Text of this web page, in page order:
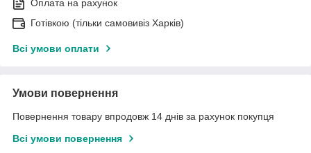
Оплата на рахунок
Готівкою (тільки самовивіз Харків)
Всі умови оплати
Умови повернення
Повернення товару впродовж 14 днів за рахунок покупця
Всі умови повернення